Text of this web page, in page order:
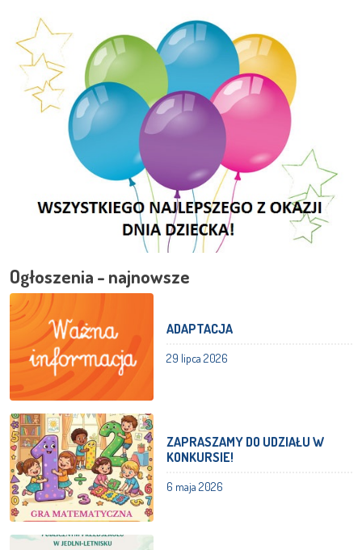
Ogłoszenia - najnowsze
ADAPTACJA
29 lipca 2026
ZAPRASZAMY DO UDZIAŁU W
KONKURSIE!
6 maja 2026